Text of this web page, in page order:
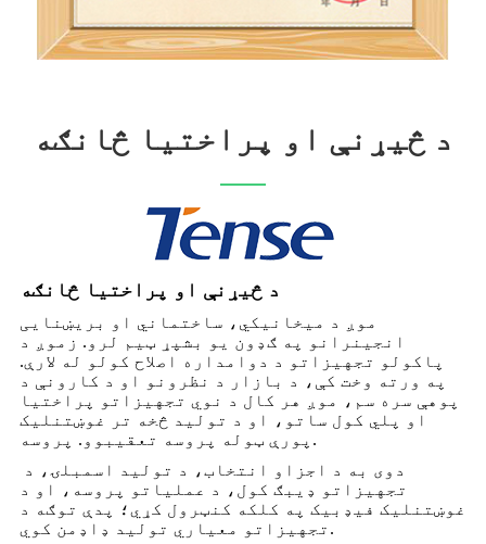
د څیړنې او پراختیا څانګه
د څیړنې او پراختیا څانګه
موږ د میخانیکي، ساختماني او بریښنایی
انجینرانو په ګډون یو بشپړ ټیم لرو. زموږ د
پاکولو تجهیزاتو د دوامداره اصلاح کولو له لارې.
په ورته وخت کې، د بازار د نظرونو او د کارونې د
پوهې سره سم، موږ هر کال د نوي تجهیزاتو پراختیا
او پلي کول ساتو، او د تولید څخه تر غوښتنلیک
پورې ټوله پروسه تعقیبوو. پروسه.
دوی به د اجزاو انتخاب، د تولید اسمبلۍ، د
تجهیزاتو ډیبګ کول، د عملیاتو پروسه، او د
غوښتنلیک فیډبیک په کلکه کنټرول کړي؛ پدې توګه د
تجهیزاتو معیاري تولید ډاډمن کوي.